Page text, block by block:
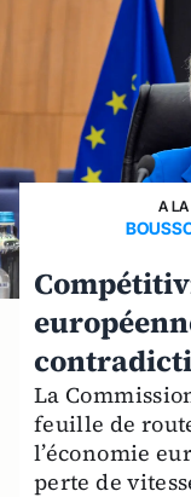
A LA
La
feuille de
l’économie
perte de